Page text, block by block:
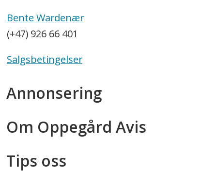
Bente Wardenær
(+47) 926 66 401
Salgsbetingelser
Annonsering
Om Oppegård Avis
Tips oss